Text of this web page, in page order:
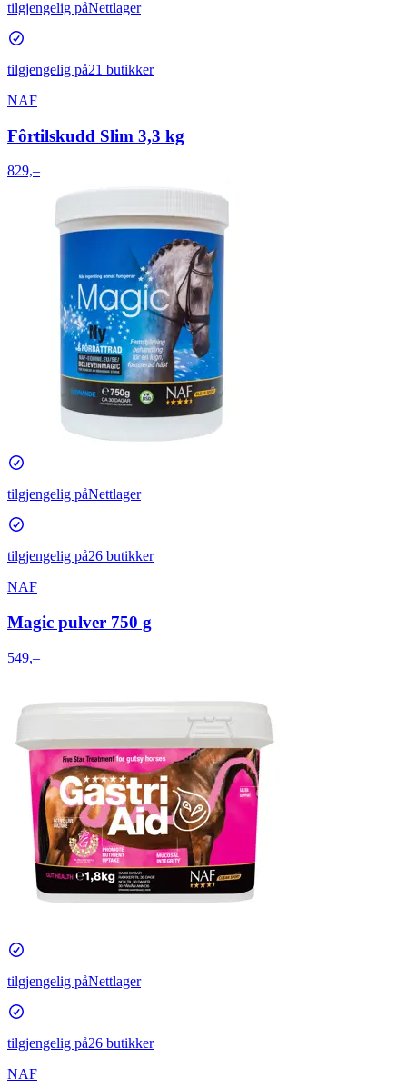
tilgjengelig påNettlager
tilgjengelig på21 butikker
NAF
Fôrtilskudd Slim 3,3 kg
829,–
tilgjengelig påNettlager
tilgjengelig på26 butikker
NAF
Magic pulver 750 g
549,–
tilgjengelig påNettlager
tilgjengelig på26 butikker
NAF